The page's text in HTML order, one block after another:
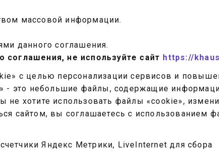
массовой информации.
данного соглашения.
соглашения, не используйте сайт https://
с целью персонализации сервисов и
- это небольшие файлы, содержащие
хотите использовать файлы «cookie»,
сайтом, вы соглашаетесь с использованием
Яндекс Метрики, LiveInternet для сбора